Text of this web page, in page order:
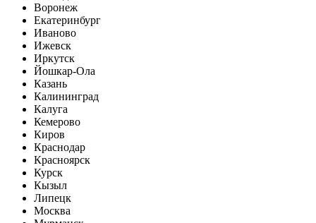
Воронеж
Екатеринбург
Иваново
Ижевск
Иркутск
Йошкар-Ола
Казань
Калининград
Калуга
Кемерово
Киров
Краснодар
Красноярск
Курск
Кызыл
Липецк
Москва